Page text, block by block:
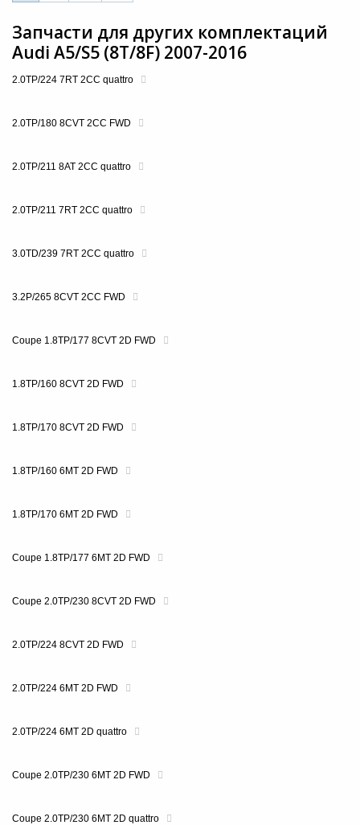
98
→
Запчасти для других комплектаций
Audi A5/S5 (8T/8F) 2007-2016
2.0TP/224 7RT 2CC quattro
2.0TP/180 8CVT 2CC FWD
2.0TP/211 8AT 2CC quattro
2.0TP/211 7RT 2CC quattro
3.0TD/239 7RT 2CC quattro
3.2P/265 8CVT 2CC FWD
Coupe 1.8TP/177 8CVT 2D FWD
1.8TP/160 8CVT 2D FWD
1.8TP/170 8CVT 2D FWD
1.8TP/160 6MT 2D FWD
1.8TP/170 6MT 2D FWD
Coupe 1.8TP/177 6MT 2D FWD
Coupe 2.0TP/230 8CVT 2D FWD
2.0TP/224 8CVT 2D FWD
2.0TP/224 6MT 2D FWD
2.0TP/224 6MT 2D quattro
Coupe 2.0TP/230 6MT 2D FWD
Coupe 2.0TP/230 6MT 2D quattro